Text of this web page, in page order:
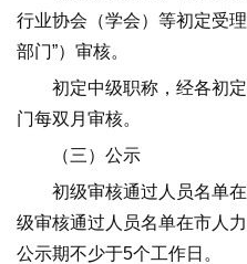
行业协会（学会）等初定受
部门”）审核。
初定中级职称，经各初
门每双月审核。
（三）公示
初级审核通过人员名单
级审核通过人员名单在市人
公示期不少于5个工作日。